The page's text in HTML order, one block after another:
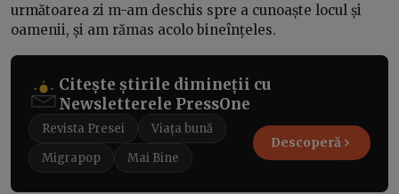
următoarea zi m-am deschis spre a cunoaște locul și
oamenii, și am rămas acolo bineînțeles.
Citește știrile dimineții cu
Newsletterele PressOne
Revista Presei
Viața bună
Migrapop
Mai Bine
Descoperă